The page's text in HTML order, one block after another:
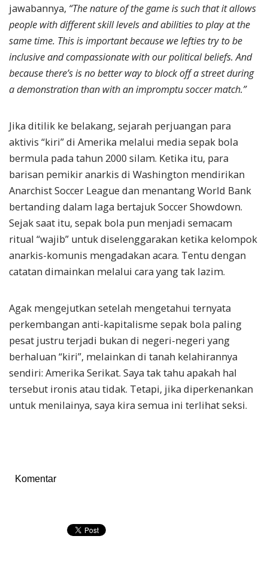
jawabannya, “The nature of the game is such that it allows
people with different skill levels and abilities to play at the
same time. This is important because we lefties try to be
inclusive and compassionate with our political beliefs. And
because there’s is no better way to block off a street during
a demonstration than with an impromptu soccer match.”
Jika ditilik ke belakang, sejarah perjuangan para
aktivis “kiri” di Amerika melalui media sepak bola
bermula pada tahun 2000 silam. Ketika itu, para
barisan pemikir anarkis di Washington mendirikan
Anarchist Soccer League dan menantang World Bank
bertanding dalam laga bertajuk Soccer Showdown.
Sejak saat itu, sepak bola pun menjadi semacam
ritual “wajib” untuk diselenggarakan ketika kelompok
anarkis-komunis mengadakan acara. Tentu dengan
catatan dimainkan melalui cara yang tak lazim.
Agak mengejutkan setelah mengetahui ternyata
perkembangan anti-kapitalisme sepak bola paling
pesat justru terjadi bukan di negeri-negeri yang
berhaluan “kiri”, melainkan di tanah kelahirannya
sendiri: Amerika Serikat. Saya tak tahu apakah hal
tersebut ironis atau tidak. Tetapi, jika diperkenankan
untuk menilainya, saya kira semua ini terlihat seksi.
Komentar